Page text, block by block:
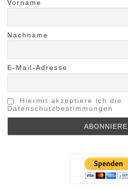
Vorname
Nachname
E-Mail-Adresse
Hiermit akzeptiere ich die
Datenschutzbestimmungen